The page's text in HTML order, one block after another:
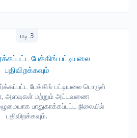
படி 3
பேக்கிங் பட்டியலை
பதிவிறக்கவும்
பேக்கிங் பட்டியலை பொருள்
அளவுகள் மற்றும் அட்டவணை
பாதுகாக்கப்பட்ட நிலையில்
பதிவிறக்கவும்.